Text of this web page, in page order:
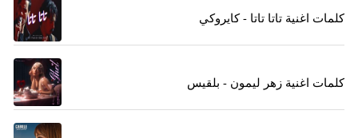
كلمات اغنية تاتا تاتا - كايروكي
كلمات اغنية زهر ليمون - بلقيس